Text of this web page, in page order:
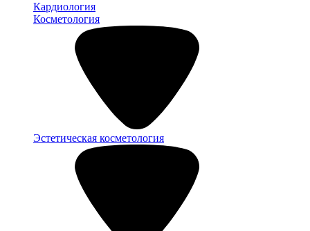
Кардиология
Косметология
Эстетическая косметология